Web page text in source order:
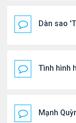
Dàn sao
Tình hình
Mạnh